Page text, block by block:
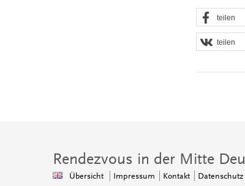
teilen
teilen
Rendezvous in der Mitte
Übersicht Impressum Kontakt Datenschutz